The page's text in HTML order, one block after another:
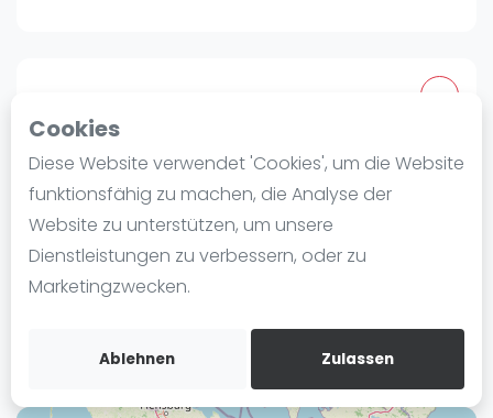
Cookies
Diese Website verwendet 'Cookies', um die Website
funktionsfähig zu machen, die Analyse der
Website zu unterstützen, um unsere
Dienstleistungen zu verbessern, oder zu
Marketingzwecken.
Ablehnen Zulassen
Blog
Die Geschichte von Padel
Regeln und Punktzählung
Padel Schläge
Video
Hanse Padel Hamburg
Curslacker Heerweg 265
21039 Hamburg
Routebeschrijving
rankedin.com